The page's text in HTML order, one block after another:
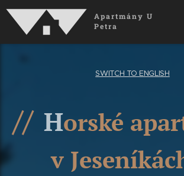
Apartmány U
Petra
SWITCH TO ENGLISH
// Horské
v